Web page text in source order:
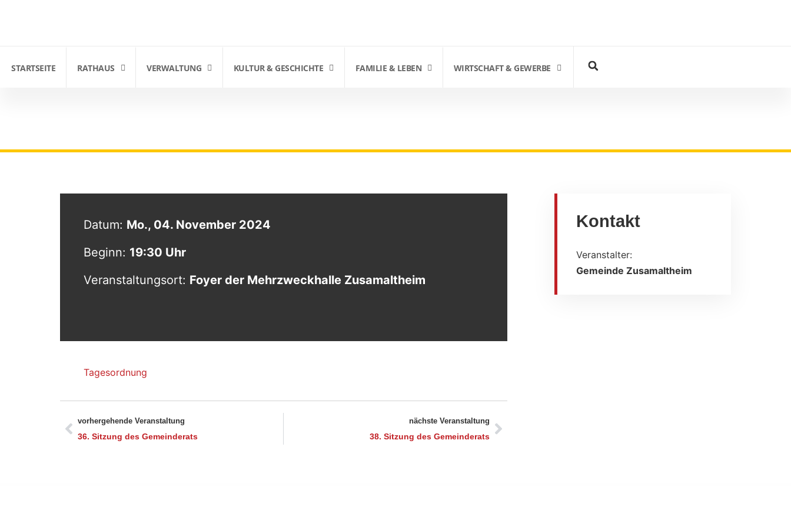
STARTSEITE RATHAUS VERWALTUNG KULTUR & GESCHICHTE FAMILIE & LEBEN WIRTSCHAFT & GEWERBE
Datum: Mo., 04. November 2024
Beginn: 19:30 Uhr
Veranstaltungsort: Foyer der Mehrzweckhalle Zusamaltheim
Tagesordnung
vorhergehende Veranstaltung
36. Sitzung des Gemeinderats
nächste Veranstaltung
38. Sitzung des Gemeinderats
Kontakt
Veranstalter:
Gemeinde Zusamaltheim